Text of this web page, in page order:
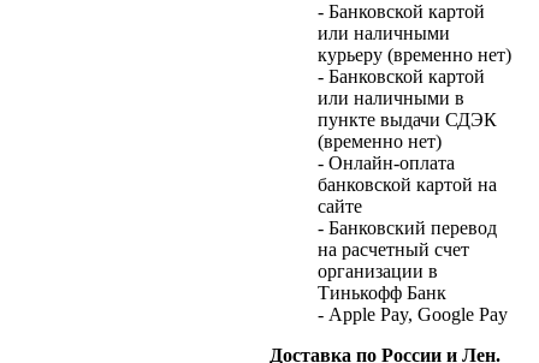
- Банковской картой
или наличными
курьеру (временно нет)
- Банковской картой
или наличными в
пункте выдачи СДЭК
(временно нет)
- Онлайн-оплата
банковской картой на
сайте
- Банковский перевод
на расчетный счет
организации в
Тинькофф Банк
- Apple Pay, Google Pay
Доставка по России и Лен.